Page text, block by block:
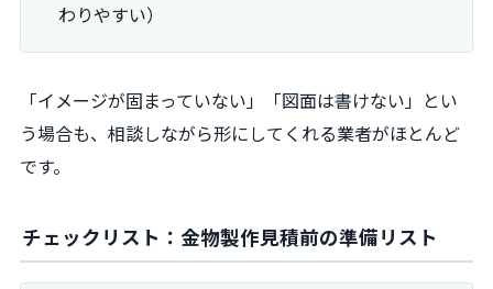
わりやすい）
「イメージが固まっていない」「図面は書けない」とい
う場合も、相談しながら形にしてくれる業者がほとんど
です。
チェックリスト：金物製作見積前の準備リスト